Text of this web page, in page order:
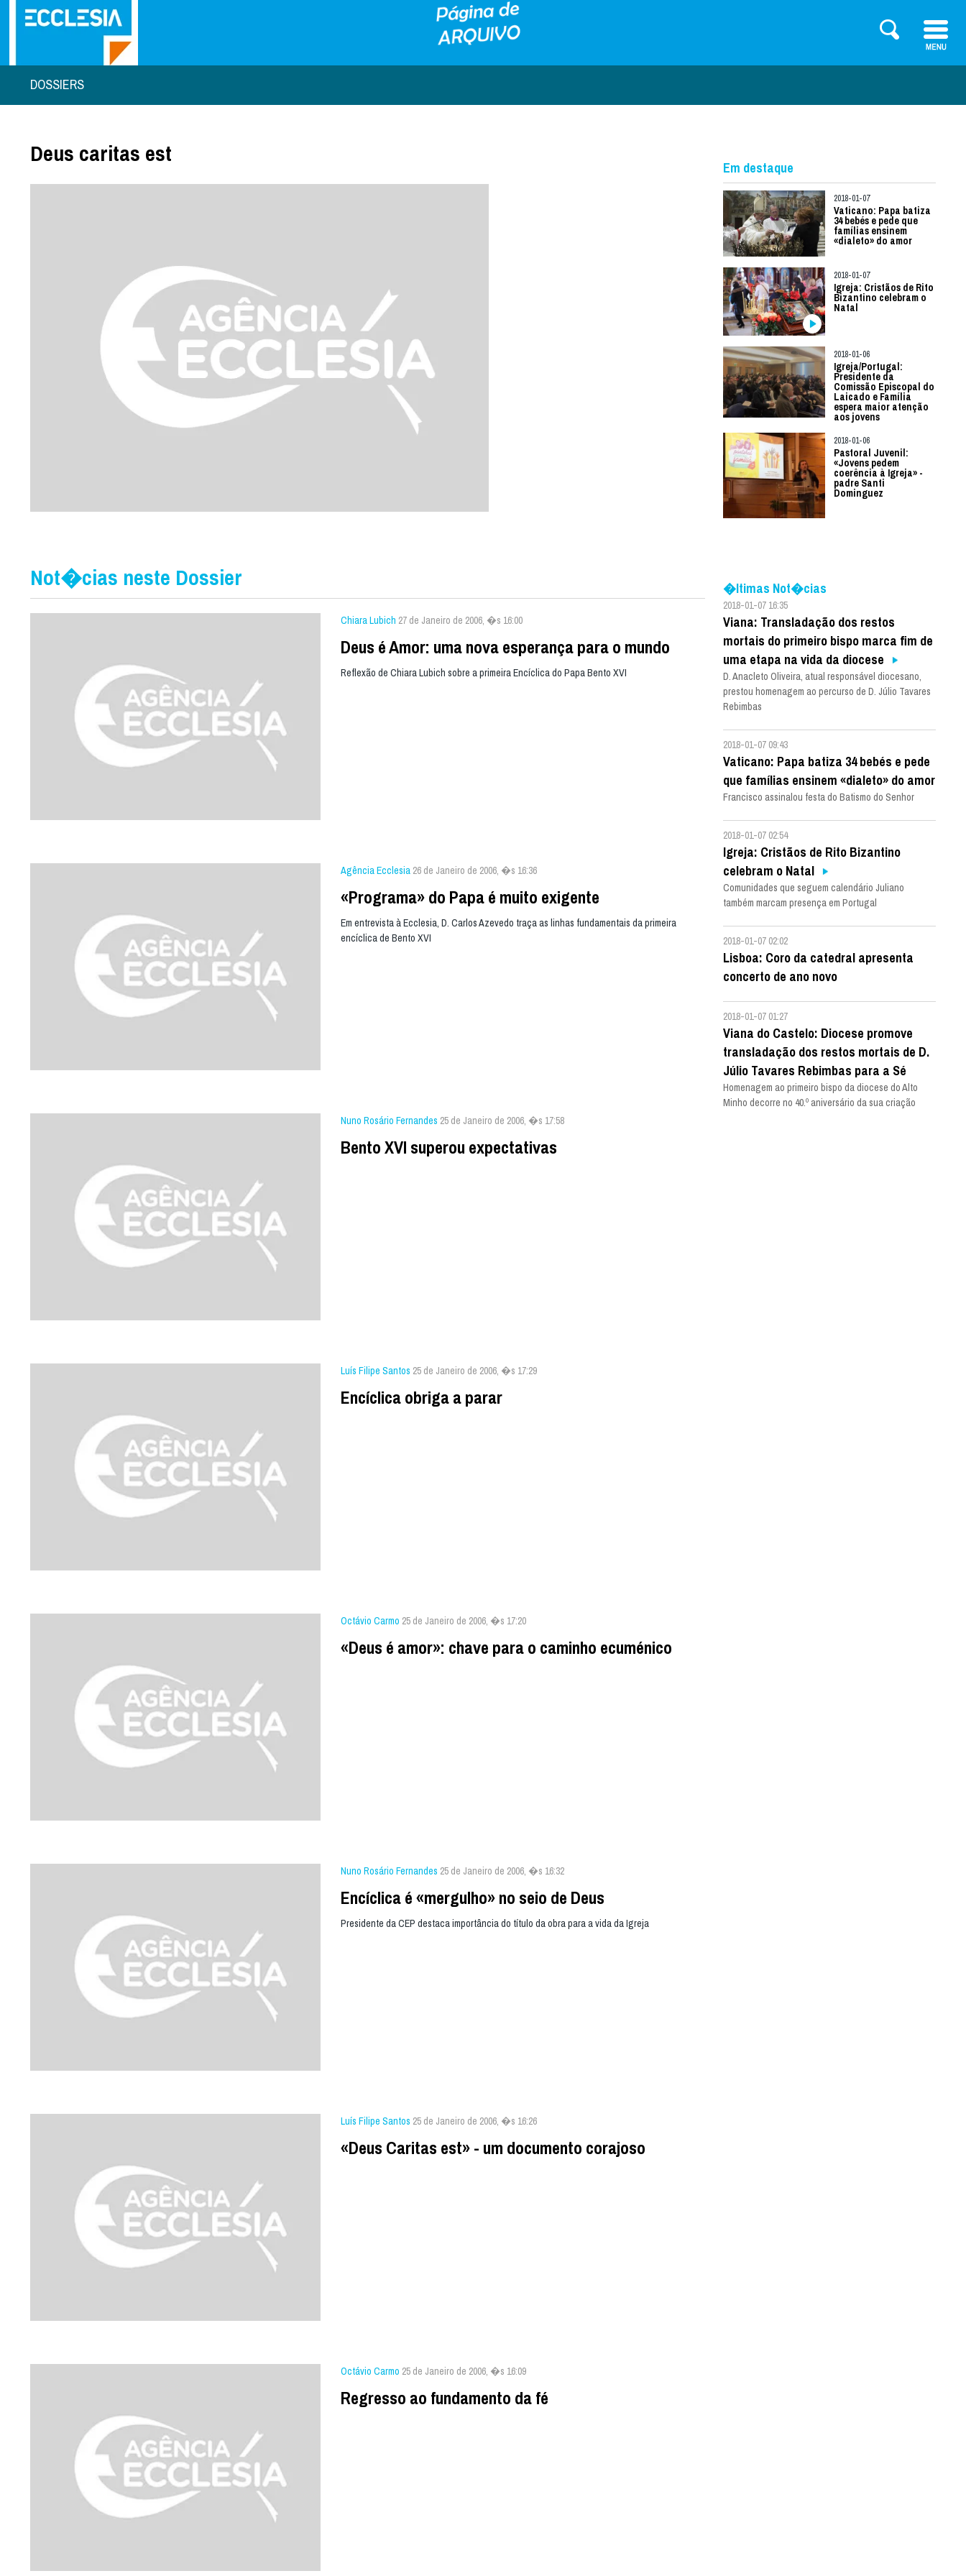
DOSSIERS
Deus caritas est
Em destaque
2018-01-07
Vaticano: Papa batiza
34 bebés e pede que
famílias ensinem
«dialeto» do amor
2018-01-07
Igreja: Cristãos de Rito
Bizantino celebram o
Natal
2018-01-06
Igreja/Portugal:
Presidente da
Comissão Episcopal do
Laicado e Família
espera maior atenção
aos jovens
2018-01-06
Pastoral Juvenil:
«Jovens pedem
coerência à Igreja» -
padre Santi
Dominguez
Not�cias neste Dossier
Chiara Lubich 27 de Janeiro de 2006, �s 16:00
Deus é Amor: uma nova esperança para o mundo
Reflexão de Chiara Lubich sobre a primeira Encíclica do Papa Bento XVI
Agência Ecclesia 26 de Janeiro de 2006, �s 16:36
«Programa» do Papa é muito exigente
Em entrevista à Ecclesia, D. Carlos Azevedo traça as linhas fundamentais da primeira
encíclica de Bento XVI
Nuno Rosário Fernandes 25 de Janeiro de 2006, �s 17:58
Bento XVI superou expectativas
Luís Filipe Santos 25 de Janeiro de 2006, �s 17:29
Encíclica obriga a parar
Octávio Carmo 25 de Janeiro de 2006, �s 17:20
«Deus é amor»: chave para o caminho ecuménico
Nuno Rosário Fernandes 25 de Janeiro de 2006, �s 16:32
Encíclica é «mergulho» no seio de Deus
Presidente da CEP destaca importância do título da obra para a vida da Igreja
Luís Filipe Santos 25 de Janeiro de 2006, �s 16:26
«Deus Caritas est» - um documento corajoso
Octávio Carmo 25 de Janeiro de 2006, �s 16:09
Regresso ao fundamento da fé
�ltimas Not�cias
2018-01-07 16:35
Viana: Transladação dos restos
mortais do primeiro bispo marca fim de
uma etapa na vida da diocese
D. Anacleto Oliveira, atual responsável diocesano,
prestou homenagem ao percurso de D. Júlio Tavares
Rebimbas
2018-01-07 09:43
Vaticano: Papa batiza 34 bebés e pede
que famílias ensinem «dialeto» do amor
Francisco assinalou festa do Batismo do Senhor
2018-01-07 02:54
Igreja: Cristãos de Rito Bizantino
celebram o Natal
Comunidades que seguem calendário Juliano
também marcam presença em Portugal
2018-01-07 02:02
Lisboa: Coro da catedral apresenta
concerto de ano novo
2018-01-07 01:27
Viana do Castelo: Diocese promove
transladação dos restos mortais de D.
Júlio Tavares Rebimbas para a Sé
Homenagem ao primeiro bispo da diocese do Alto
Minho decorre no 40.º aniversário da sua criação